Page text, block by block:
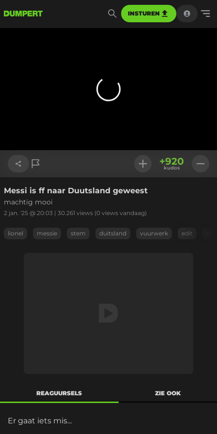
INSTUREN
Link kopiëren
+920
kudos
Messi is ff naar Duutsland geweest
machtig mooi
2 jan. '25 @ 20:03 | 30.261 views (0 views vandaag)
lionel messie stem duitsland vuurwerk edit
REAGUURSELS ZIE OOK
Er gaat iets mis...